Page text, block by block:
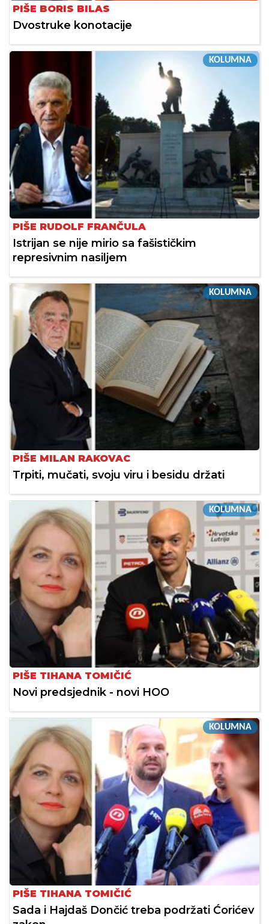
PIŠE BORIS BILAS
Dvostruke konotacije
KOLUMNA
PIŠE RUDOLF FRANČULA
Istrijan se nije mirio sa fašističkim
represivnim nasiljem
KOLUMNA
PIŠE MILAN RAKOVAC
Trpiti, mučati, svoju viru i besidu držati
KOLUMNA
PIŠE TIHANA TOMIČIĆ
Novi predsjednik - novi HOO
KOLUMNA
PIŠE TIHANA TOMIČIĆ
Sada i Hajdaš Dončić treba podržati Ćorićev